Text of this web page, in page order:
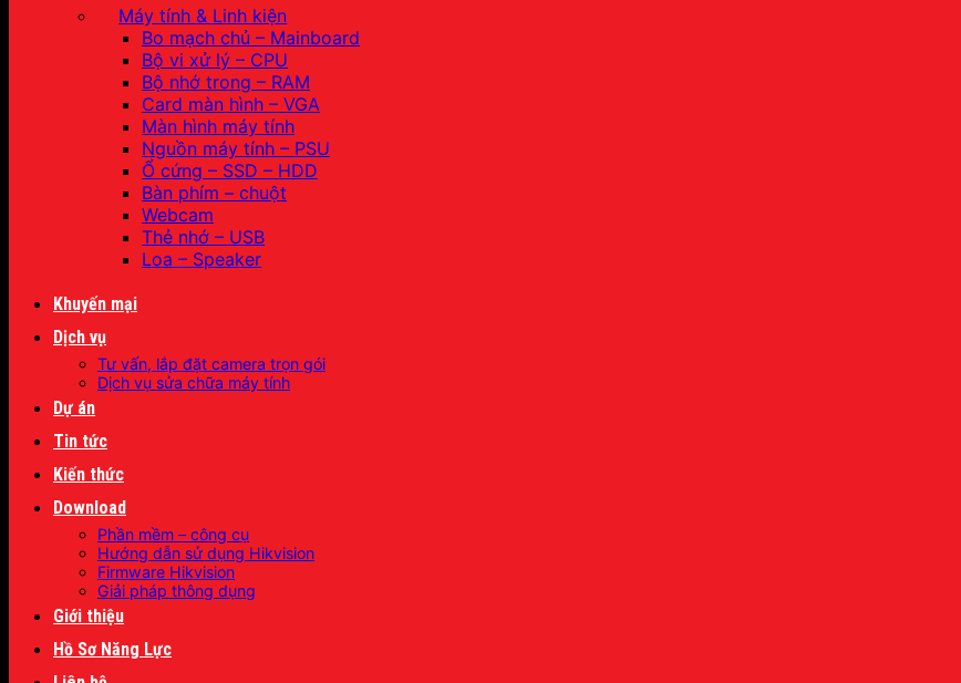
Máy tính & Linh kiện
Bo mạch chủ – Mainboard
Bộ vi xử lý – CPU
Bộ nhớ trong – RAM
Card màn hình – VGA
Màn hình máy tính
Nguồn máy tính – PSU
Ổ cứng – SSD – HDD
Bàn phím – chuột
Webcam
Thẻ nhớ – USB
Loa – Speaker
Khuyến mại
Dịch vụ
Tư vấn, lắp đặt camera trọn gói
Dịch vụ sửa chữa máy tính
Dự án
Tin tức
Kiến thức
Download
Phần mềm – công cụ
Hướng dẫn sử dụng Hikvision
Firmware Hikvision
Giải pháp thông dụng
Giới thiệu
Hồ Sơ Năng Lực